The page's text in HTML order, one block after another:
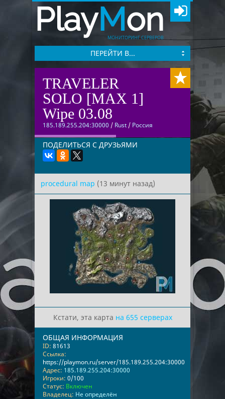
PlayMon
МОНИТОРИНГ СЕРВЕРОВ
ПЕРЕЙТИ В...
TRAVELER
SOLO [MAX 1]
Wipe 03.08
185.189.255.204:30000 / Rust / Россия
ПОДЕЛИТЬСЯ С ДРУЗЬЯМИ
procedural map (13 минут назад)
Кстати, эта карта на 655 серверах
ОБЩАЯ ИНФОРМАЦИЯ
ID: 81613
Ссылка:
https://playmon.ru/server/185.189.255.204:30000
Адрес: 185.189.255.204:30000
Игроки: 0/100
Статус: Включен
Владелец: Не определён